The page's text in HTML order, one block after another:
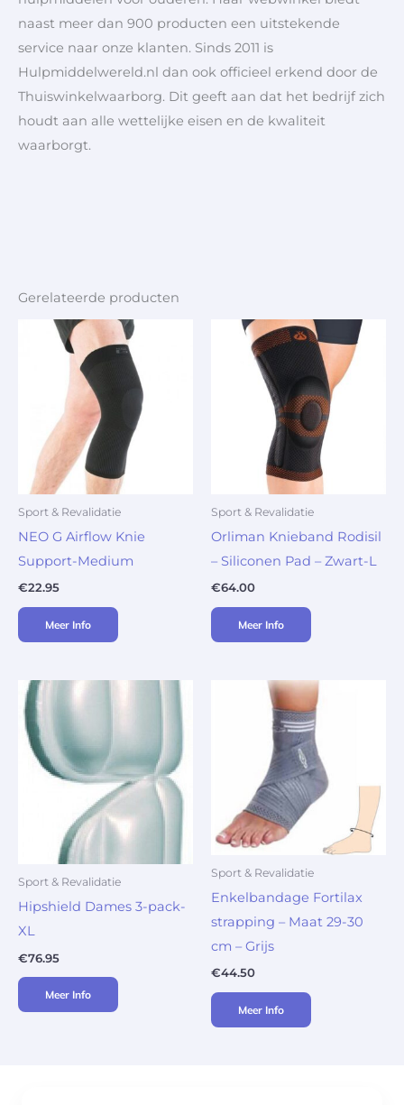
naast meer dan 900 producten een uitstekende
service naar onze klanten. Sinds 2011 is
Hulpmiddelwereld.nl dan ook officieel erkend door de
Thuiswinkelwaarborg. Dit geeft aan dat het bedrijf zich
houdt aan alle wettelijke eisen en de kwaliteit
waarborgt.
Gerelateerde producten
Sport & Revalidatie
NEO G Airflow Knie
Support-Medium
€22.95
Meer Info
Sport & Revalidatie
Orliman Knieband Rodisil
– Siliconen Pad – Zwart-L
€64.00
Meer Info
Sport & Revalidatie
Hipshield Dames 3-pack-
XL
€76.95
Meer Info
Sport & Revalidatie
Enkelbandage Fortilax
strapping – Maat 29-30
cm – Grijs
€44.50
Meer Info